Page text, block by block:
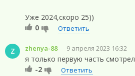
Уже 2024,скоро 25))
0
Ответить
Z zhenya-88 9 апреля 2023 16:32
я только первую часть смотрел
-2
Ответить